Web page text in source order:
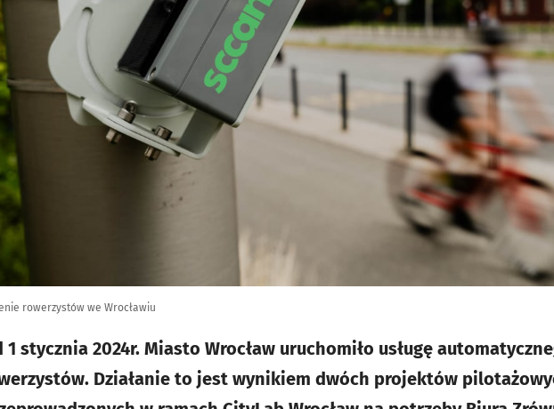
rowerzystów we Wrocławiu
1 stycznia 2024r. Miasto Wrocław uruchomiło usługę
Działanie to jest wynikiem dwóch projektów